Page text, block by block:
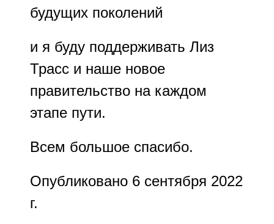
будущих поколений
и я буду поддерживать Лиз
Трасс и наше новое
правительство на каждом
этапе пути.
Всем большое спасибо.
Опубликовано 6 сентября 2022
г.